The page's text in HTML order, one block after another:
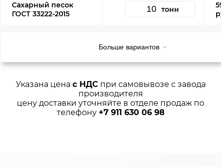
Сахарный песок
ГОСТ 33222-2015
тонн
Больше вариантов
Указана цена с НДС при самовывозе с завода
производителя
цену доставки уточняйте в отделе продаж по
телефону +7 911 630 06 98